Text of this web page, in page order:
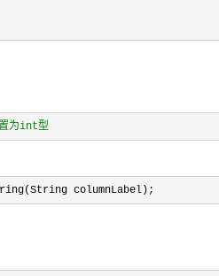
为int型
String columnLabel);